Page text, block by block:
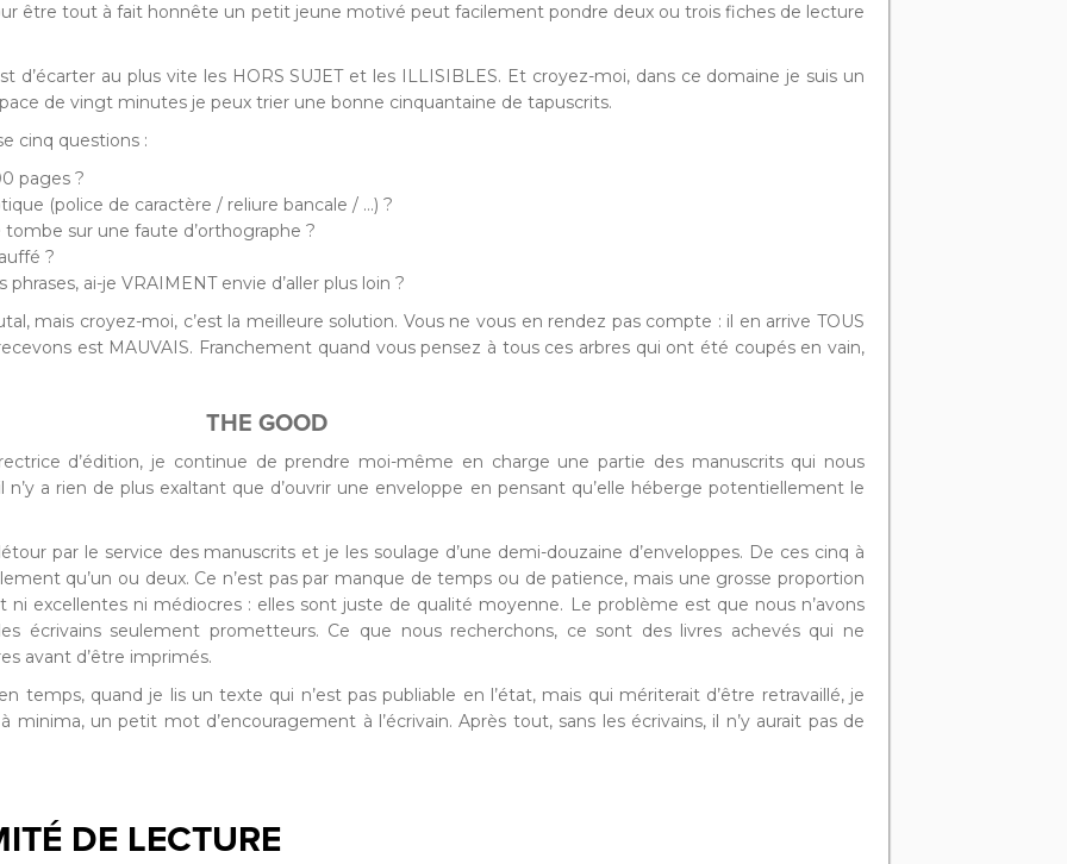
être tout à fait honnête un petit jeune motivé peut facilement pondre deux ou trois fiches de lecture
d’écarter au plus vite les HORS SUJET et les ILLISIBLES. Et croyez-moi, dans ce domaine je suis un
de vingt minutes je peux trier une bonne cinquantaine de tapuscrits.
cinq questions :
pages ?
(police de caractère / reliure bancale / …) ?
tombe sur une faute d’orthographe ?
?
ai-je VRAIMENT envie d’aller plus loin ?
mais croyez-moi, c’est la meilleure solution. Vous ne vous en rendez pas compte : il en arrive TOUS
est MAUVAIS. Franchement quand vous pensez à tous ces arbres qui ont été coupés en vain,
THE GOOD
d’édition, je continue de prendre moi-même en charge une partie des manuscrits qui nous
a rien de plus exaltant que d’ouvrir une enveloppe en pensant qu’elle héberge potentiellement le
par le service des manuscrits et je les soulage d’une demi-douzaine d’enveloppes. De ces cinq à
qu’un ou deux. Ce n’est pas par manque de temps ou de patience, mais une grosse proportion
excellentes ni médiocres : elles sont juste de qualité moyenne. Le problème est que nous n’avons
écrivains seulement prometteurs. Ce que nous recherchons, ce sont des livres achevés qui ne
avant d’être imprimés.
temps, quand je lis un texte qui n’est pas publiable en l’état, mais qui mériterait d’être retravaillé, je
un petit mot d’encouragement à l’écrivain. Après tout, sans les écrivains, il n’y aurait pas de
DE LECTURE